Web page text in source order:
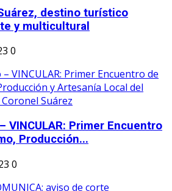
destino turístico
y multicultural
0
VINCULAR: Primer Encuentro
Producción...
0